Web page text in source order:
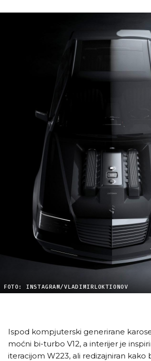
FOTO: INSTAGRAM/VLADIMIRLOKTIONOV
Ispod kompjuterski generirane
moćni bi-turbo V12, a interijer je
iteracijom W223, ali redizajniran kako